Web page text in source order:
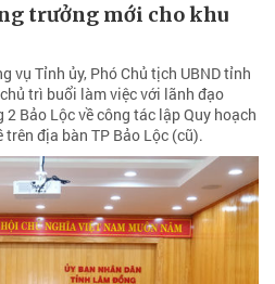
trưởng mới cho khu
vụ Tỉnh ủy, Phó Chủ tịch UBND tỉnh
trì buổi làm việc với lãnh đạo
Bảo Lộc về công tác lập Quy hoạch
địa bàn TP Bảo Lộc (cũ).